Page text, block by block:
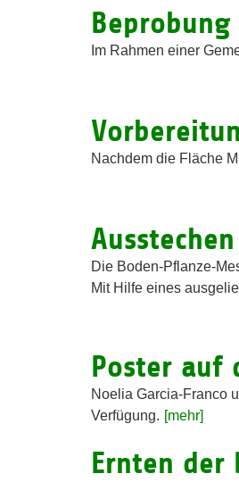
Im Rahmen einer
Nachdem die Fläche
Die Boden-Pflanze-
Mit Hilfe eines
Poster auf
Noelia Garcia-Franco
Verfügung. [mehr]
Ernten der